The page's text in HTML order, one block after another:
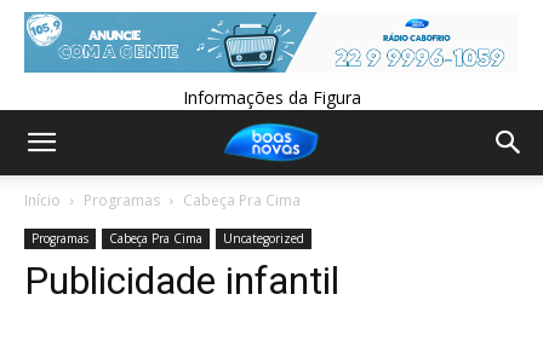
Informações da Figura
Início Programas Cabeça Pra Cima
Programas Cabeça Pra Cima Uncategorized
Publicidade infantil